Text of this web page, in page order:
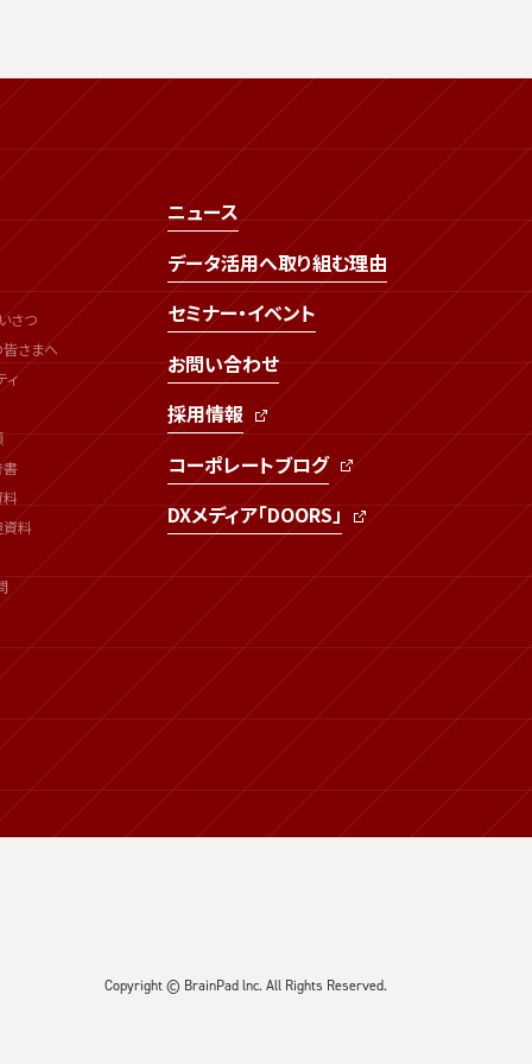
さつ
さまへ
ィ
書
料
ニュース
データ活用へ取り組む理由
セミナー・イベント
お問い合わせ
採用情報
コーポレートブログ
DXメディア「DOORS」
Copyright © BrainPad lnc. All Rights Reserved.